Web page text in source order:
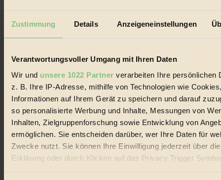
Zustimmung Details Anzeigeneinstellungen
Verantwortungsvoller Umgang mit Ihren Daten
Wir und unsere 1022 Partner verarbeiten Ihre persönlichen
z. B. Ihre IP-Adresse, mithilfe von Technologien wie
Informationen auf Ihrem Gerät zu speichern und darauf
so personalisierte Werbung und Inhalte, Messungen von
Inhalten, Zielgruppenforschung sowie Entwicklung von
ermöglichen. Sie entscheiden darüber, wer Ihre Daten für
Zwecke nutzt. Sie können Ihre Einwilligung jederzeit über
Erklärung oder durch Klicken auf das Privacy Trigger
oder widerrufen
Social Media
22.601 Fans auf Facebook
3.415 Follower auf Twitter
Themen
Nachhaltigkeit
Vegan